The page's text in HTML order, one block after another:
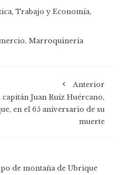
, Trabajo y Economía,
, Marroquinería
Anterior
Juan Ruiz Huércano,
en el 65 aniversario de su
muerte
de montaña de Ubrique